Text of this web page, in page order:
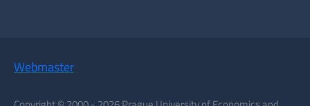
Webmaster